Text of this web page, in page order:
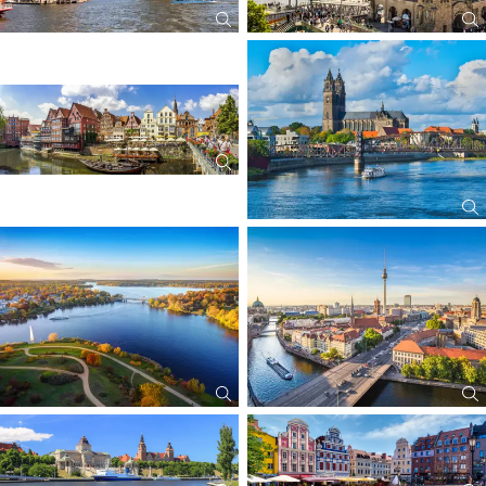
Führung im Hamburger Rathaus 29,- €
Vorteilspreis im Paket: 269,- €